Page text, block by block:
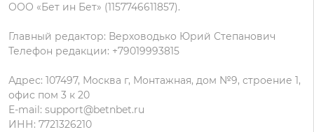
ООО «Бет ин Бет» (1157746611857).
Главный редактор: Верховодько Юрий Степанович
Телефон редакции: +79019993815
Адрес: 107497, Москва г, Монтажная, дом №9, строение 1,
офис пом 3 к 20
E-mail: support@betnbet.ru
ИНН: 7721326210